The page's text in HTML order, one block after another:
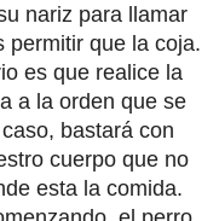
nariz para llamar
permitir que la coja.
es que realice la
a la orden que se
bastará con
cuerpo que no
esta la comida.